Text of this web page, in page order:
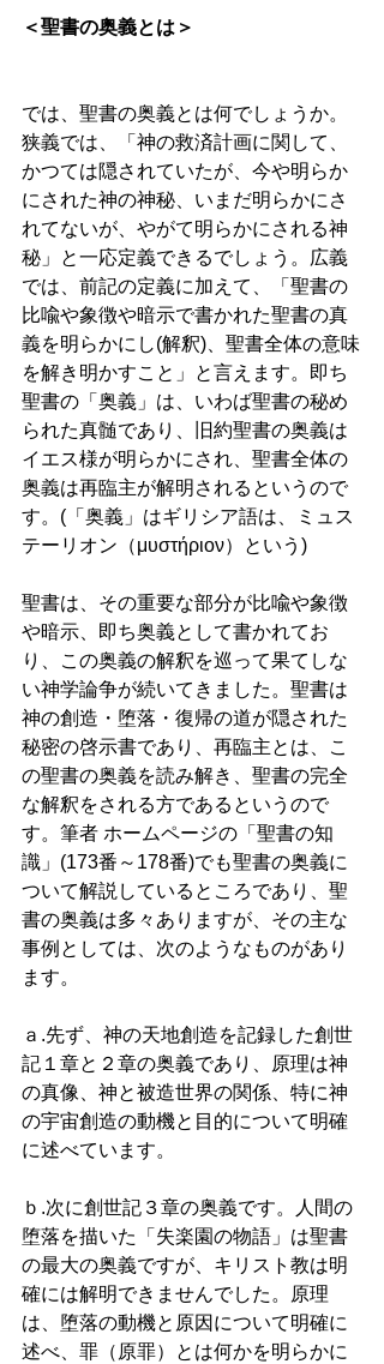
＜聖書の奥義とは＞
では、聖書の奥義とは何でしょうか。
狭義では、「神の救済計画に関して、
かつては隠されていたが、今や明らか
にされた神の神秘、いまだ明らかにさ
れてないが、やがて明らかにされる神
秘」と一応定義できるでしょう。広義
では、前記の定義に加えて、「聖書の
比喩や象徴や暗示で書かれた聖書の真
義を明らかにし(解釈)、聖書全体の意味
を解き明かすこと」と言えます。即ち
聖書の「奥義」は、いわば聖書の秘め
られた真髄であり、旧約聖書の奥義は
イエス様が明らかにされ、聖書全体の
奥義は再臨主が解明されるというので
す。(「奥義」はギリシア語は、ミュス
テーリオン（μυστήριον）という)
聖書は、その重要な部分が比喩や象徴
や暗示、即ち奥義として書かれてお
り、この奥義の解釈を巡って果てしな
い神学論争が続いてきました。聖書は
神の創造・堕落・復帰の道が隠された
秘密の啓示書であり、再臨主とは、こ
の聖書の奥義を読み解き、聖書の完全
な解釈をされる方であるというので
す。筆者 ホームページの「聖書の知
識」(173番～178番)でも聖書の奥義に
ついて解説しているところであり、聖
書の奥義は多々ありますが、その主な
事例としては、次のようなものがあり
ます。
ａ.先ず、神の天地創造を記録した創世
記１章と２章の奥義であり、原理は神
の真像、神と被造世界の関係、特に神
の宇宙創造の動機と目的について明確
に述べています。
ｂ.次に創世記３章の奥義です。人間の
堕落を描いた「失楽園の物語」は聖書
の最大の奥義ですが、キリスト教は明
確には解明できませんでした。原理
は、堕落の動機と原因について明確に
述べ、罪（原罪）とは何かを明らかに